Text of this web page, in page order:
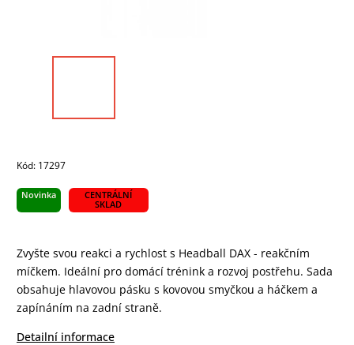
Kód: 17297
Novinka
CENTRÁLNÍ
SKLAD
Zvyšte svou reakci a rychlost s Headball DAX - reakčním
míčkem. Ideální pro domácí trénink a rozvoj postřehu. Sada
obsahuje hlavovou pásku s kovovou smyčkou a háčkem a
zapínáním na zadní straně.
Detailní informace